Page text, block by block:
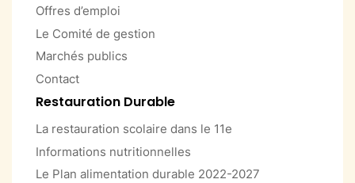
Offres d’emploi
Le Comité de gestion
Marchés publics
Contact
Restauration Durable
La restauration scolaire dans le 11e
Informations nutritionnelles
Le Plan alimentation durable 2022-2027